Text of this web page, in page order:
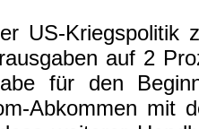
US-Kriegspolitik
auf 2
für den
Abkommen mit